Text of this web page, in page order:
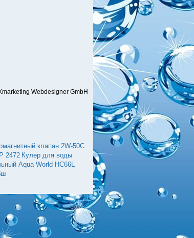
Webdesigner GmbH
клапан 2W-50C
2472 Кулер для воды
Aqua World HC66L